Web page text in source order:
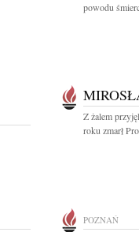
powodu
Z żalem
roku zmarł
POZNAŃ